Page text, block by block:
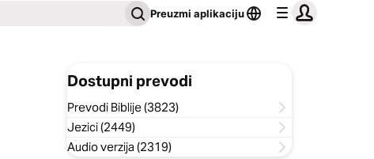
Preuzmi aplikaciju
Dostupni prevodi
Prevodi Biblije (3823)
Jezici (2449)
Audio verzija (2319)